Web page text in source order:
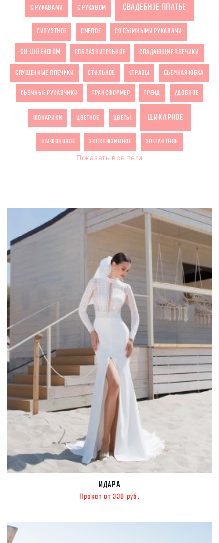
С РУКАВАМИ С РУКАВОМ СВАДЕБНОЕ ПЛАТЬЕ
СИЛУЭТНОЕ СМЕЛОЕ СО СЪЕМНЫМИ РУКАВАМИ
СО ШЛЕЙФОМ СОБЛАЗНИТЕЛЬНОЕ СПАДАЮЩИЕ ПЛЕЧИКИ
СПУЩЕННЫЕ ПЛЕЧИКИ СТИЛЬНОЕ СТРАЗЫ СЪЕМНАЯ ЮБКА
СЪЕМНЫЕ РУКАВЧИКИ ТРАНСФОРМЕР ТРЕНД УДОБНОЕ
ФОНАРИКИ ЦВЕТНОЕ ЦВЕТЫ ШИКАРНОЕ
ШИФОНОВОЕ ЭКСКЛЮЗИВНОЕ ЭЛЕГАНТНОЕ
Показать все теги
ИДАРА
Прокат от 330 руб.